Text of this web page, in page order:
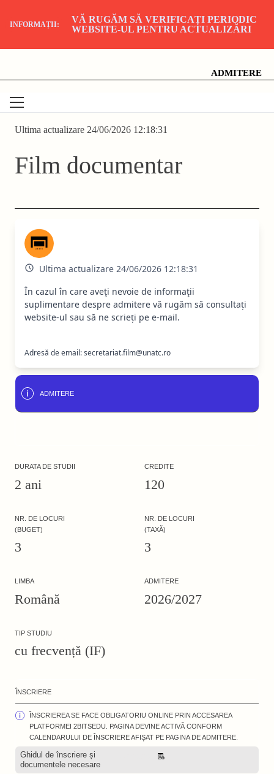
INFORMAȚII:
VĂ RUGĂM SĂ VERIFICAȚI PERIODIC
WEBSITE-UL PENTRU ACTUALIZĂRI
Universitatea Națională de Artă Teatrală și Cinematografică
ADMITERE
Ultima actualizare 24/06/2026 12:18:31
Film documentar
Ultima actualizare 24/06/2026 12:18:31
În cazul în care aveţi nevoie de informaţii
suplimentare despre admitere vă rugăm să consultați
website-ul sau să ne scrieți pe e-mail.
Adresă de email: secretariat.film@unatc.ro
ADMITERE
DURATA DE STUDII
2 ani
CREDITE
120
NR. DE LOCURI
(BUGET)
3
NR. DE LOCURI
(TAXĂ)
3
LIMBA
Română
ADMITERE
2026/2027
TIP STUDIU
cu frecvență (IF)
ÎNSCRIERE
ÎNSCRIEREA SE FACE OBLIGATORIU ONLINE PRIN ACCESAREA
PLATFORMEI 2BITSEDU. PAGINA DEVINE ACTIVĂ CONFORM
CALENDARULUI DE ÎNSCRIERE AFIȘAT PE PAGINA DE ADMITERE.
Ghidul de înscriere și
documentele necesare